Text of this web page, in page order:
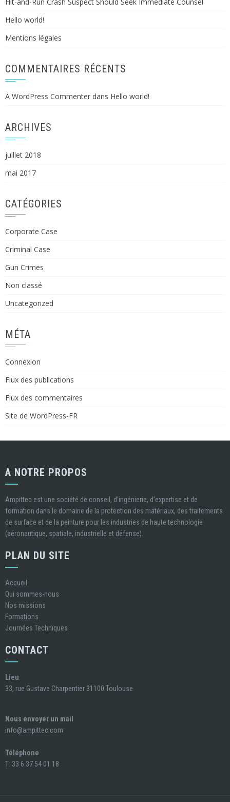
Hello world!
Mentions légales
COMMENTAIRES RÉCENTS
A WordPress Commenter dans Hello world!
ARCHIVES
juillet 2018
mai 2017
CATÉGORIES
Corporate Case
Criminal Case
Gun Crimes
Non classé
Uncategorized
MÉTA
Connexion
Flux des publications
Flux des commentaires
Site de WordPress-FR
A NOTRE PROPOS
Ampittec est une société de conseil, d’ingénierie, d’expertise et de
formation dans le domaine de la protection des matériaux, des traitements
de surface et de la peinture pour les industries de haute technologie
(aéronautique, spatiale, industrielle et défense).
PLAN DU SITE
Accueil
Qui sommes-nous
Nos missions
Formations
Journées Techniques
CONTACT
Lieu
33, rue Gustave Charpentier 31100 Toulouse
Nous envoyer un mail
info@ampittec.com
Téléphone
T: 33 6 37 54 01 18